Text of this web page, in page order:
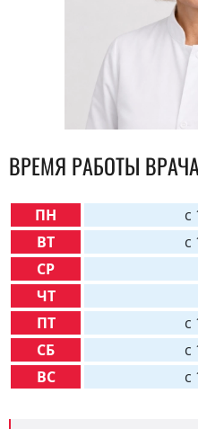
ВРЕМЯ РАБОТЫ ВРАЧА
ПН
ВТ
СР
ЧТ
ПТ
СБ
ВС
c
c
c
c
c